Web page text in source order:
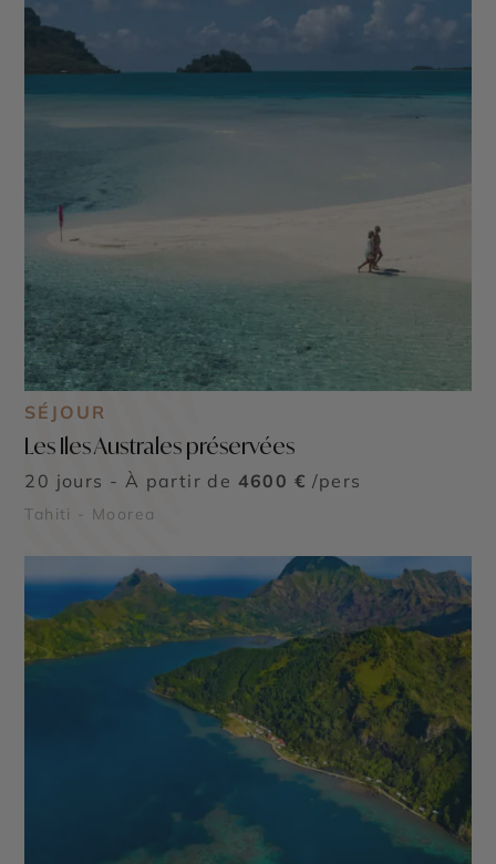
SÉJOUR
Les Iles Australes préservées
20 jours - À partir de 4600 € /pers
Tahiti - Moorea